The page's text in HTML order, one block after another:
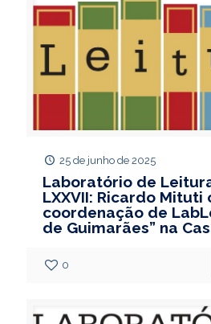
25 de junho de 2025
Laboratório de
LXXVII: Ricardo Mituti
coordenação de
de Guimarães” na
0